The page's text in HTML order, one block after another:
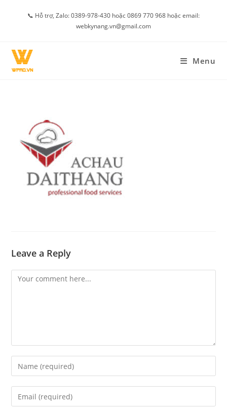
📞 Hỗ trợ, Zalo: 0389-978-430 hoặc 0869 770 968 hoặc email:
webkynang.vn@gmail.com
Menu
Leave a Reply
Comment
Enter
your
name
Enter
your